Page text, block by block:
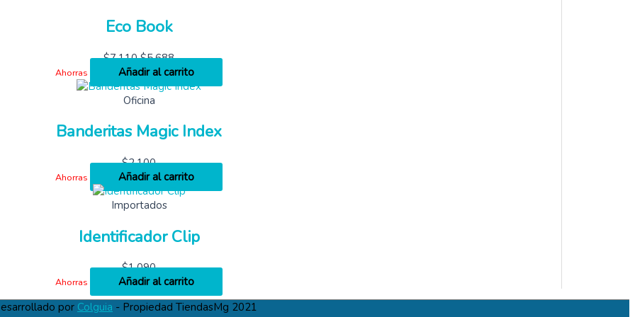
Eco Book
$7,110 $5,688
Ahorras
Añadir al carrito
Oficina
Banderitas Magic Index
$2,100
Ahorras
Añadir al carrito
Importados
Identificador Clip
$1,090
Ahorras
Añadir al carrito
por Colguia - Propiedad TiendasMg 2021